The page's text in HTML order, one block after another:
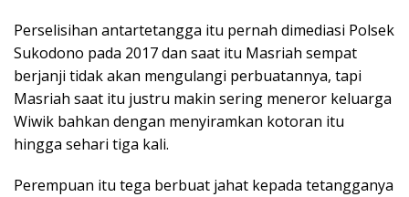
Perselisihan antartetangga itu pernah dimediasi Polsek
Sukodono pada 2017 dan saat itu Masriah sempat
berjanji tidak akan mengulangi perbuatannya, tapi
Masriah saat itu justru makin sering meneror keluarga
Wiwik bahkan dengan menyiramkan kotoran itu
hingga sehari tiga kali.
Perempuan itu tega berbuat jahat kepada tetangganya